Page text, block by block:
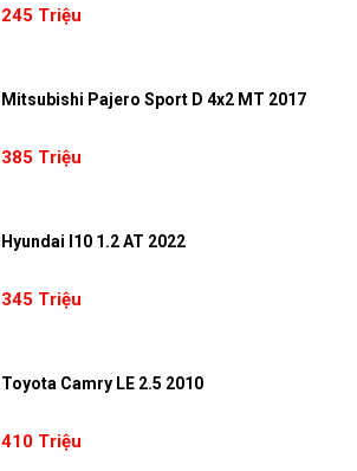
245 Triệu
Mitsubishi Pajero Sport D 4x2 MT 2017
385 Triệu
Hyundai I10 1.2 AT 2022
345 Triệu
Toyota Camry LE 2.5 2010
410 Triệu